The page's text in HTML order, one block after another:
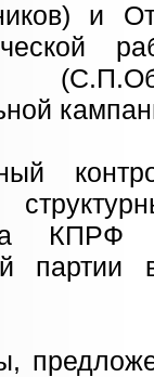
и
КПРФ